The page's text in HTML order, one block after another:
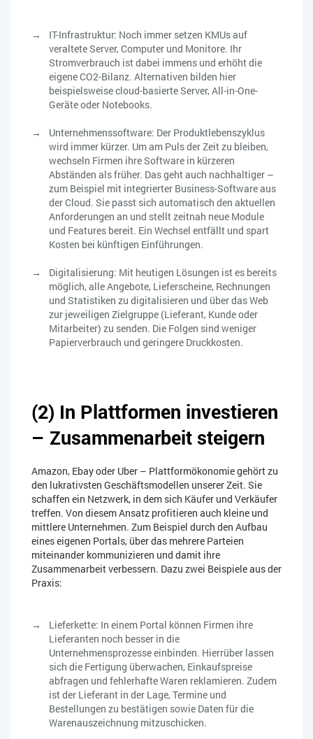
IT-Infrastruktur: Noch immer setzen KMUs auf
veraltete Server, Computer und Monitore. Ihr
Stromverbrauch ist dabei immens und erhöht die
eigene CO2-Bilanz. Alternativen bilden hier
beispielsweise cloud-basierte Server, All-in-One-
Geräte oder Notebooks.
Unternehmenssoftware: Der Produktlebenszyklus
wird immer kürzer. Um am Puls der Zeit zu bleiben,
wechseln Firmen ihre Software in kürzeren
Abständen als früher. Das geht auch nachhaltiger –
zum Beispiel mit integrierter Business-Software aus
der Cloud. Sie passt sich automatisch den aktuellen
Anforderungen an und stellt zeitnah neue Module
und Features bereit. Ein Wechsel entfällt und spart
Kosten bei künftigen Einführungen.
Digitalisierung: Mit heutigen Lösungen ist es bereits
möglich, alle Angebote, Lieferscheine, Rechnungen
und Statistiken zu digitalisieren und über das Web
zur jeweiligen Zielgruppe (Lieferant, Kunde oder
Mitarbeiter) zu senden. Die Folgen sind weniger
Papierverbrauch und geringere Druckkosten.
(2) In Plattformen investieren
– Zusammenarbeit steigern
Amazon, Ebay oder Uber – Plattformökonomie gehört zu
den lukrativsten Geschäftsmodellen unserer Zeit. Sie
schaffen ein Netzwerk, in dem sich Käufer und Verkäufer
treffen. Von diesem Ansatz profitieren auch kleine und
mittlere Unternehmen. Zum Beispiel durch den Aufbau
eines eigenen Portals, über das mehrere Parteien
miteinander kommunizieren und damit ihre
Zusammenarbeit verbessern. Dazu zwei Beispiele aus der
Praxis:
Lieferkette: In einem Portal können Firmen ihre
Lieferanten noch besser in die
Unternehmensprozesse einbinden. Hierrüber lassen
sich die Fertigung überwachen, Einkaufspreise
abfragen und fehlerhafte Waren reklamieren. Zudem
ist der Lieferant in der Lage, Termine und
Bestellungen zu bestätigen sowie Daten für die
Warenauszeichnung mitzuschicken.